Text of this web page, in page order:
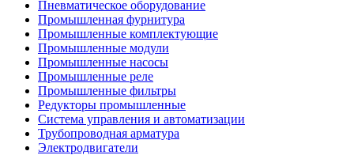
Пневматическое оборудование
Промышленная фурнитура
Промышленные комплектующие
Промышленные модули
Промышленные насосы
Промышленные реле
Промышленные фильтры
Редукторы промышленные
Система управления и автоматизации
Трубопроводная арматура
Электродвигатели